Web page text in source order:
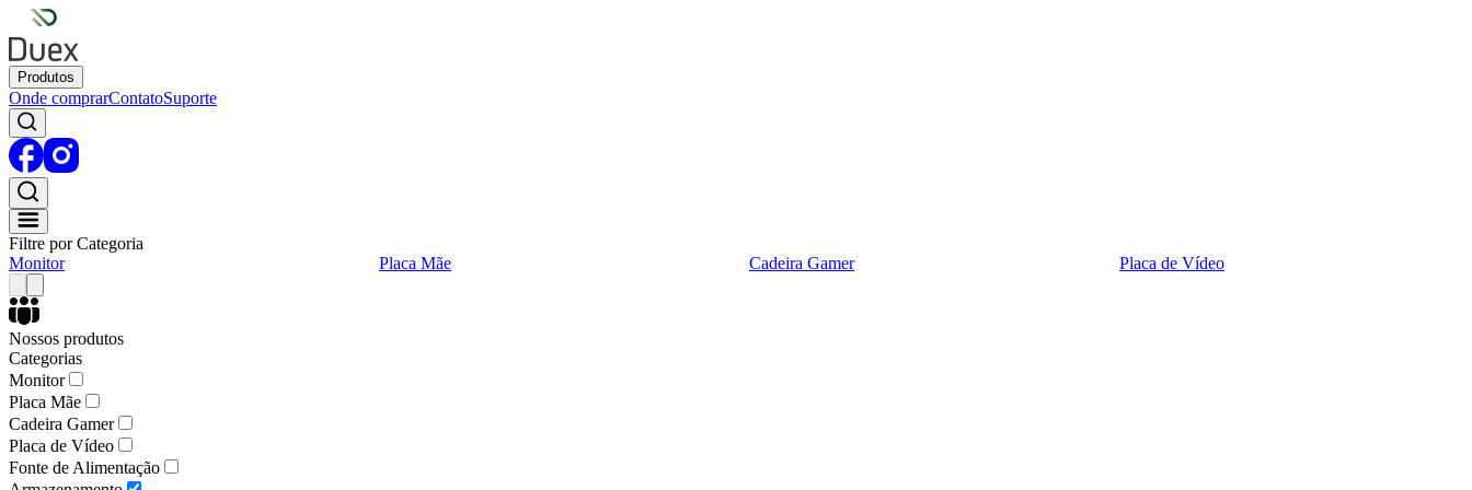
Produtos
Onde comprarContatoSuporte
Filtre por Categoria
Monitor
Placa Mãe Cadeira Gamer Placa de Vídeo
Nossos produtos
Categorias
Monitor
Placa Mãe
Cadeira Gamer
Placa de Vídeo
Fonte de Alimentação